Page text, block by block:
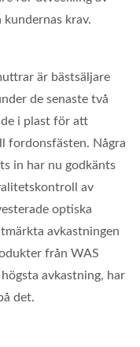
krav.
är bästsäljare
de senaste två
i plast för att
fordonsfästen. Några
in har nu godkänts
av
optiska
avkastningen
från WAS
avkastning, har
det.